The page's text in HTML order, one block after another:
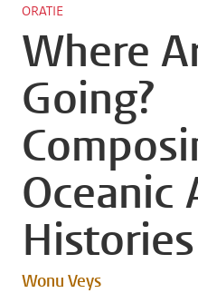
ORATIE
Where
Going?
Oceanic
Histories
Wonu Veys